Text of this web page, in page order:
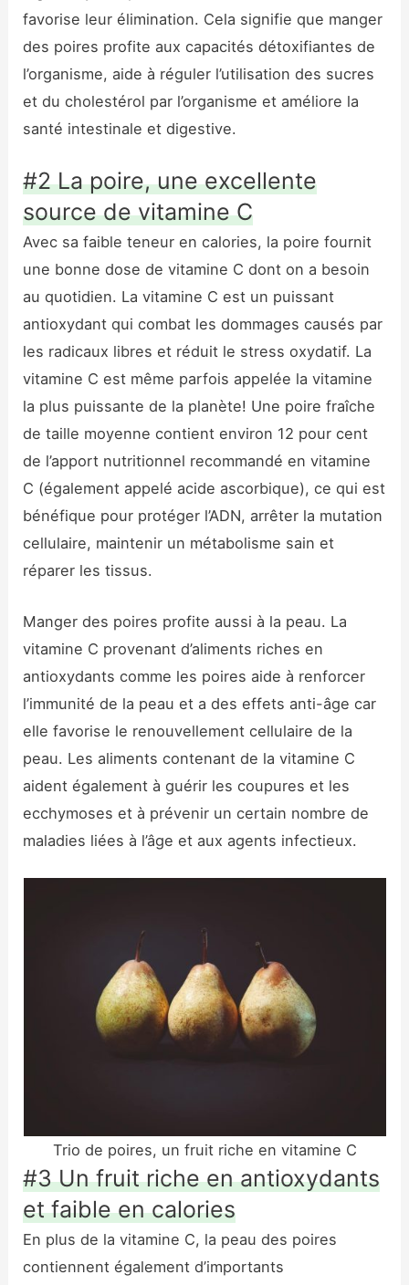
favorise leur élimination. Cela signifie que manger
des poires profite aux capacités détoxifiantes de
l’organisme, aide à réguler l’utilisation des sucres
et du cholestérol par l’organisme et améliore la
santé intestinale et digestive.
#2 La poire, une excellente
source de vitamine C
Avec sa faible teneur en calories, la poire fournit
une bonne dose de vitamine C dont on a besoin
au quotidien. La vitamine C est un puissant
antioxydant qui combat les dommages causés par
les radicaux libres et réduit le stress oxydatif. La
vitamine C est même parfois appelée la vitamine
la plus puissante de la planète! Une poire fraîche
de taille moyenne contient environ 12 pour cent
de l’apport nutritionnel recommandé en vitamine
C (également appelé acide ascorbique), ce qui est
bénéfique pour protéger l’ADN, arrêter la mutation
cellulaire, maintenir un métabolisme sain et
réparer les tissus.
Manger des poires profite aussi à la peau. La
vitamine C provenant d’aliments riches en
antioxydants comme les poires aide à renforcer
l’immunité de la peau et a des effets anti-âge car
elle favorise le renouvellement cellulaire de la
peau. Les aliments contenant de la vitamine C
aident également à guérir les coupures et les
ecchymoses et à prévenir un certain nombre de
maladies liées à l’âge et aux agents infectieux.
Trio de poires, un fruit riche en vitamine C
#3 Un fruit riche en antioxydants
et faible en calories
En plus de la vitamine C, la peau des poires
contiennent également d’importants